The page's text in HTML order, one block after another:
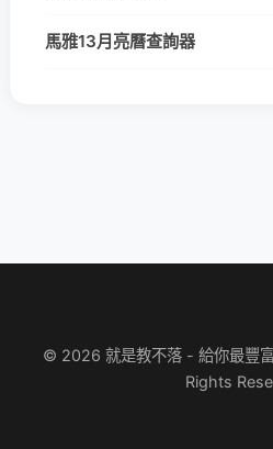
馬雅13月亮曆查詢器
© 2026 就是教不落 - 給你最豐
Rights